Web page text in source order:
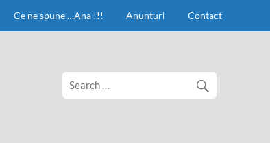
Ce ne spune …Ana !!! Anunturi Contact